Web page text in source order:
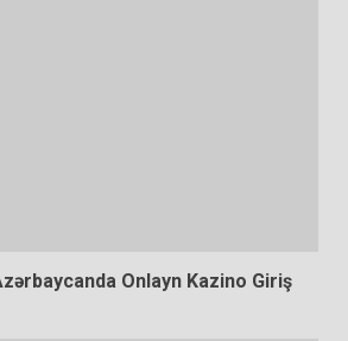
Onlayn Kazino Giriş